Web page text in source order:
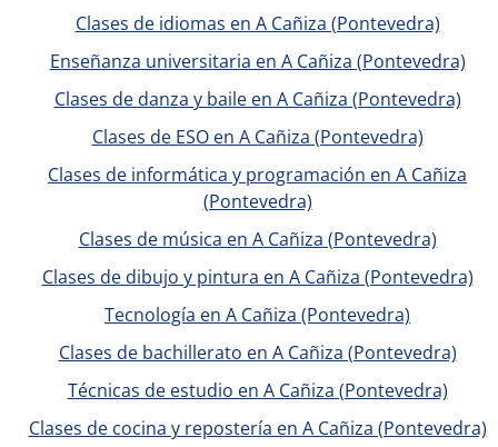
Clases de idiomas en A Cañiza (Pontevedra)
Enseñanza universitaria en A Cañiza (Pontevedra)
Clases de danza y baile en A Cañiza (Pontevedra)
Clases de ESO en A Cañiza (Pontevedra)
Clases de informática y programación en A Cañiza
(Pontevedra)
Clases de música en A Cañiza (Pontevedra)
Clases de dibujo y pintura en A Cañiza (Pontevedra)
Tecnología en A Cañiza (Pontevedra)
Clases de bachillerato en A Cañiza (Pontevedra)
Técnicas de estudio en A Cañiza (Pontevedra)
Clases de cocina y repostería en A Cañiza (Pontevedra)